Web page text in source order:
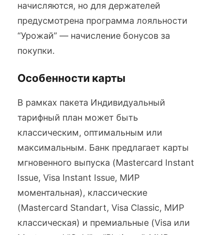
начисляются, но для держателей
предусмотрена программа лояльности
“Урожай” — начисление бонусов за
покупки.
Особенности карты
В рамках пакета Индивидуальный
тарифный план может быть
классическим, оптимальным или
максимальным. Банк предлагает карты
мгновенного выпуска (Mastercard Instant
Issue, Visa Instant Issue, МИР
моментальная), классические
(Mastercard Standart, Visa Classic, МИР
классическая) и премиальные (Visa или